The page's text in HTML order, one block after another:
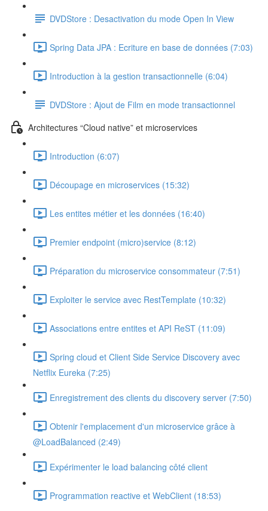
DVDStore : Desactivation du mode Open In View
Spring Data JPA : Ecriture en base de données (7:03)
Introduction à la gestion transactionnelle (6:04)
DVDStore : Ajout de Film en mode transactionnel
Architectures “Cloud native” et microservices
Introduction (6:07)
Découpage en microservices (15:32)
Les entites métier et les données (16:40)
Premier endpoint (micro)service (8:12)
Préparation du microservice consommateur (7:51)
Exploiter le service avec RestTemplate (10:32)
Associations entre entites et API ReST (11:09)
Spring cloud et Client Side Service Discovery avec
Netflix Eureka (7:25)
Enregistrement des clients du discovery server (7:50)
Obtenir l'emplacement d'un microservice grâce à
@LoadBalanced (2:49)
Expérimenter le load balancing côté client
Programmation reactive et WebClient (18:53)